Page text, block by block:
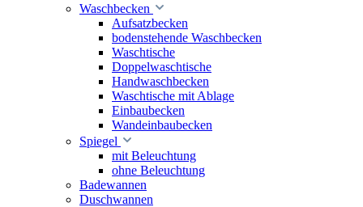
Waschbecken
Aufsatzbecken
bodenstehende Waschbecken
Waschtische
Doppelwaschtische
Handwaschbecken
Waschtische mit Ablage
Einbaubecken
Wandeinbaubecken
Spiegel
mit Beleuchtung
ohne Beleuchtung
Badewannen
Duschwannen